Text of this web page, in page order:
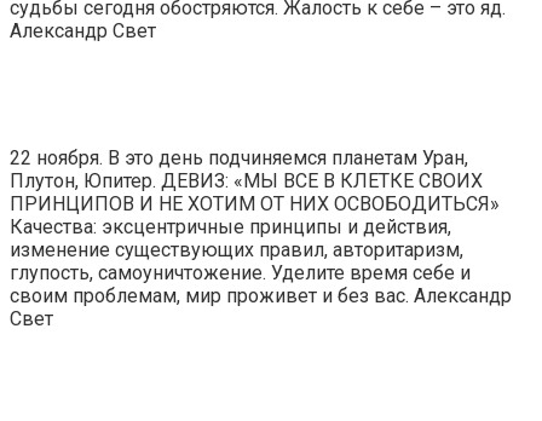
судьбы сегодня обостряются. Жалость к себе – это яд.
Александр Свет
22 ноября. В это день подчиняемся планетам Уран,
Плутон, Юпитер. ДЕВИЗ: «МЫ ВСЕ В КЛЕТКЕ СВОИХ
ПРИНЦИПОВ И НЕ ХОТИМ ОТ НИХ ОСВОБОДИТЬСЯ»
Качества: эксцентричные принципы и действия,
изменение существующих правил, авторитаризм,
глупость, самоуничтожение. Уделите время себе и
своим проблемам, мир проживет и без вас. Александр
Свет